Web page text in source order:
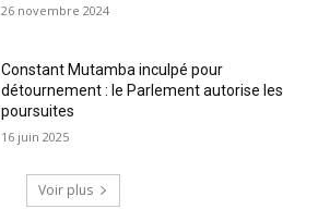
26 novembre 2024
Constant Mutamba inculpé pour
détournement : le Parlement autorise les
poursuites
16 juin 2025
Voir plus